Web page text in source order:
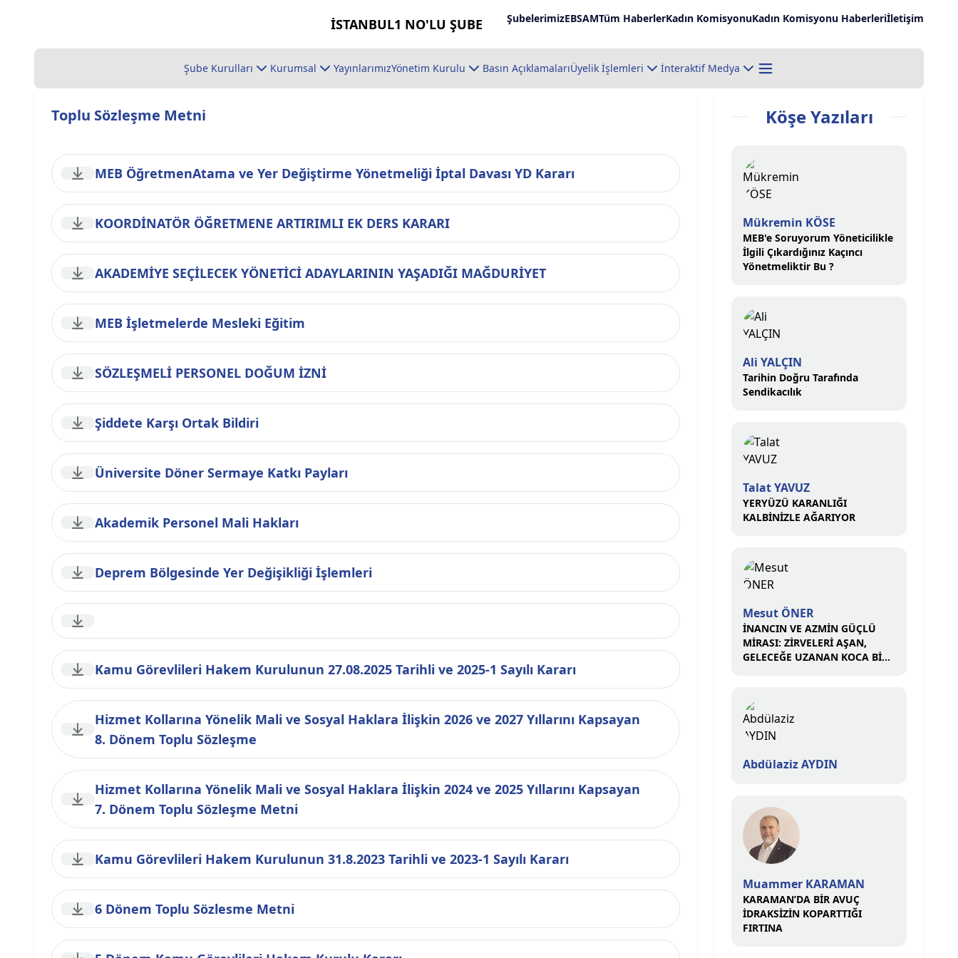
İSTANBUL1 NO'LU ŞUBE ŞubelerimizEBSAMTüm HaberlerKadın KomisyonuKadın Komisyonu Haberleriİletişim
Şube Kurulları Kurumsal YayınlarımızYönetim Kurulu Basın AçıklamalarıÜyelik İşlemleri İnteraktif Medya
Toplu Sözleşme Metni
MEB ÖğretmenAtama ve Yer Değiştirme Yönetmeliği İptal Davası YD Kararı
KOORDİNATÖR ÖĞRETMENE ARTIRIMLI EK DERS KARARI
AKADEMİYE SEÇİLECEK YÖNETİCİ ADAYLARININ YAŞADIĞI MAĞDURİYET
MEB İşletmelerde Mesleki Eğitim
SÖZLEŞMELİ PERSONEL DOĞUM İZNİ
Şiddete Karşı Ortak Bildiri
Üniversite Döner Sermaye Katkı Payları
Akademik Personel Mali Hakları
Deprem Bölgesinde Yer Değişikliği İşlemleri
Kamu Görevlileri Hakem Kurulunun 27.08.2025 Tarihli ve 2025-1 Sayılı Kararı
Hizmet Kollarına Yönelik Mali ve Sosyal Haklara İlişkin 2026 ve 2027 Yıllarını Kapsayan
8. Dönem Toplu Sözleşme
Hizmet Kollarına Yönelik Mali ve Sosyal Haklara İlişkin 2024 ve 2025 Yıllarını Kapsayan
7. Dönem Toplu Sözleşme Metni
Kamu Görevlileri Hakem Kurulunun 31.8.2023 Tarihli ve 2023-1 Sayılı Kararı
6 Dönem Toplu Sözlesme Metni
Köşe Yazıları
Mükremin KÖSE
MEB'e Soruyorum Yöneticilikle
İlgili Çıkardığınız Kaçıncı
Yönetmeliktir Bu ?
Ali YALÇIN
Tarihin Doğru Tarafında
Sendikacılık
Talat YAVUZ
YERYÜZÜ KARANLIĞI
KALBİNİZLE AĞARIYOR
Mesut ÖNER
İNANCIN VE AZMİN GÜÇLÜ
MİRASI: ZİRVELERİ AŞAN,
GELECEĞE UZANAN KOCA BİR
Abdülaziz AYDIN
Muammer KARAMAN
KARAMAN’DA BİR AVUÇ
İDRAKSİZİN KOPARTTIĞI
FIRTINA